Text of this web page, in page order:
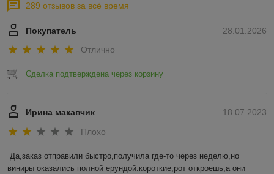
289 отзывов за всё время
28.01.2026
Покупатель
Отлично
Сделка подтверждена через корзину
18.07.2023
Ирина макавчик
Плохо
Да,заказ отправили быстро,получила где-то через неделю,но
виниры оказались полной ерундой:короткие,рот откроешь,а они